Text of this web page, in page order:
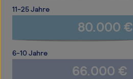
11-25 Jahre
80.000 €
6-10 Jahre
66.000 €